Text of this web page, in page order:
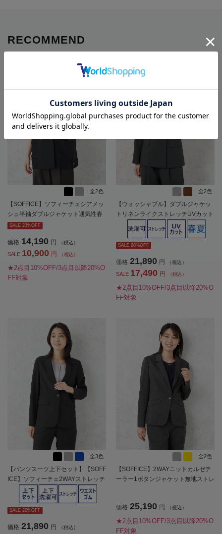
RECOMMEND
全2色
【SOFFICE】ソフィーチェシアメッ
シュ半袖ダブルジャケット通気性春
夏SALE 23%OFF
価格 14,190 円 （税込）
SALE 10,900 円 （税込）
★2点目10%OFF/3点目以降20%O
FF対象
全2色
【ウォッシャブル】ダブルジャケッ
トリネンライクストレッチUVカット
SOFFICE春夏【レディース】
SALE 20%OFF
価格 21,890 円 （税込）
SALE 17,490 円 （税込）
★2点目10%OFF/3点目以降20%O
FF対象
全3色
【パンツスーツ上下セット】【SOFF
ICE】ソフィーチェ2WAYストレッチ
ジャケットパンツセットストレッチ
セットアップ春夏【レディース】
SALE 20%OFF
価格 21,890 円 （税込）
全2色
【SOFFICE】2WAYニットカルゼテ
ーラー1ボタンジャケット無地ストレ
価格 25,190 円 （税込）
★2点目10%OFF/3点目以降20%O
FF対象